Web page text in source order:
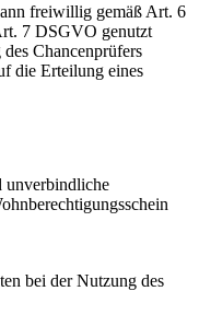
freiwillig gemäß Art. 6
7 DSGVO genutzt
Chancenprüfers
die Erteilung eines
unverbindliche
bei der Nutzung des